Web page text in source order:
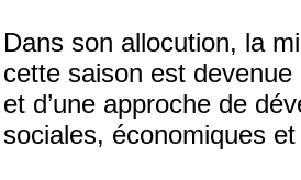
Dans son allocution, la
cette saison est devenue
et d’une approche de
sociales, économiques